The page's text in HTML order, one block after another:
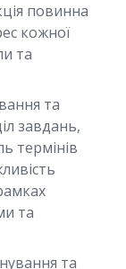
повинна
кожної
та
та
завдань,
термінів
та
та